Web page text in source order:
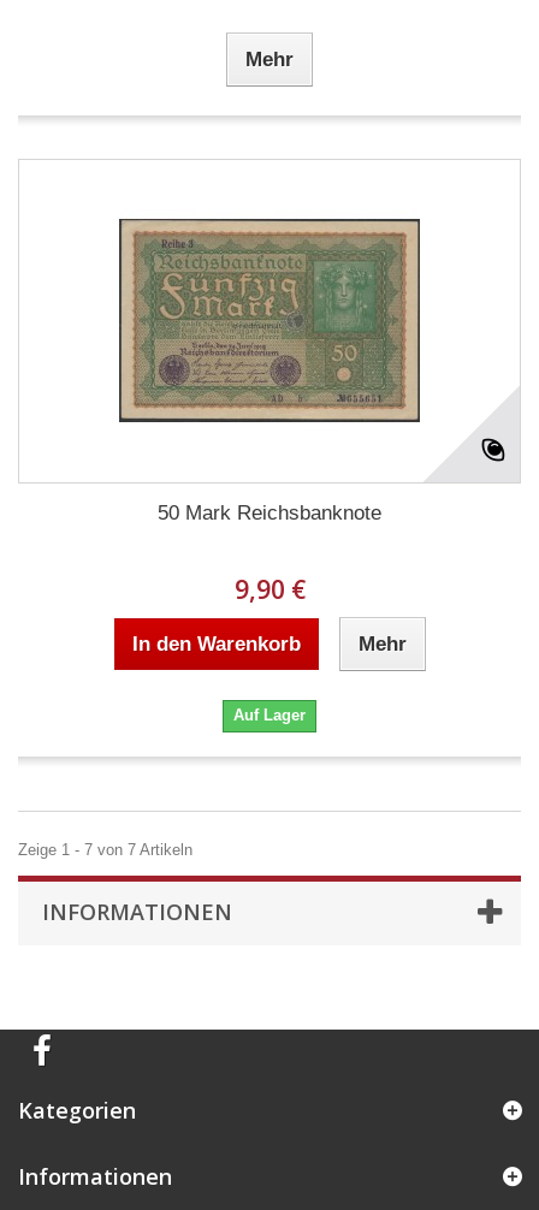
Mehr
50 Mark Reichsbanknote
9,90 €
In den Warenkorb Mehr
Auf Lager
Zeige 1 - 7 von 7 Artikeln
INFORMATIONEN
Kategorien
Informationen